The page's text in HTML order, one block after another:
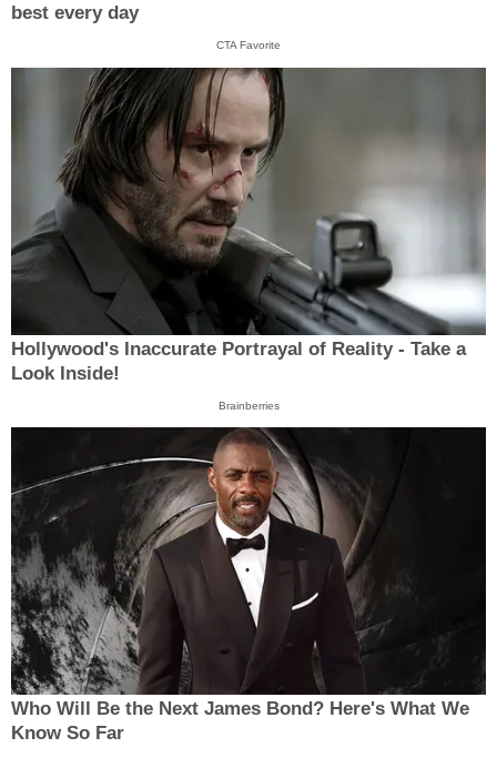
best every day
CTA Favorite
Hollywood's Inaccurate Portrayal of Reality - Take a
Look Inside!
Brainberries
Who Will Be the Next James Bond? Here's What We
Know So Far